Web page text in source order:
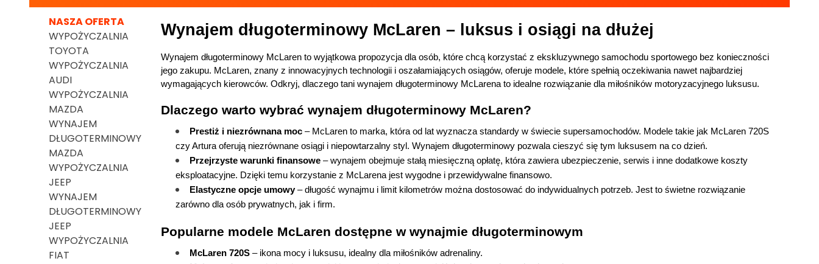
NASZA OFERTA
WYPOŻYCZALNIA
TOYOTA
WYPOŻYCZALNIA
AUDI
WYPOŻYCZALNIA
MAZDA
WYNAJEM
DŁUGOTERMINOWY
MAZDA
WYPOŻYCZALNIA
JEEP
WYNAJEM
DŁUGOTERMINOWY
JEEP
WYPOŻYCZALNIA
FIAT
Wynajem długoterminowy McLaren – luksus i osiągi na dłużej
Wynajem długoterminowy McLaren to wyjątkowa propozycja dla osób, które chcą korzystać z ekskluzywnego samochodu sportowego bez konieczności
jego zakupu. McLaren, znany z innowacyjnych technologii i oszałamiających osiągów, oferuje modele, które spełnią oczekiwania nawet najbardziej
wymagających kierowców. Odkryj, dlaczego tani wynajem długoterminowy McLarena to idealne rozwiązanie dla miłośników motoryzacyjnego luksusu.
Dlaczego warto wybrać wynajem długoterminowy McLaren?
Prestiż i niezrównana moc – McLaren to marka, która od lat wyznacza standardy w świecie supersamochodów. Modele takie jak McLaren 720S
czy Artura oferują niezrównane osiągi i niepowtarzalny styl. Wynajem długoterminowy pozwala cieszyć się tym luksusem na co dzień.
Przejrzyste warunki finansowe – wynajem obejmuje stałą miesięczną opłatę, która zawiera ubezpieczenie, serwis i inne dodatkowe koszty
eksploatacyjne. Dzięki temu korzystanie z McLarena jest wygodne i przewidywalne finansowo.
Elastyczne opcje umowy – długość wynajmu i limit kilometrów można dostosować do indywidualnych potrzeb. Jest to świetne rozwiązanie
zarówno dla osób prywatnych, jak i firm.
Popularne modele McLaren dostępne w wynajmie długoterminowym
McLaren 720S – ikona mocy i luksusu, idealny dla miłośników adrenaliny.